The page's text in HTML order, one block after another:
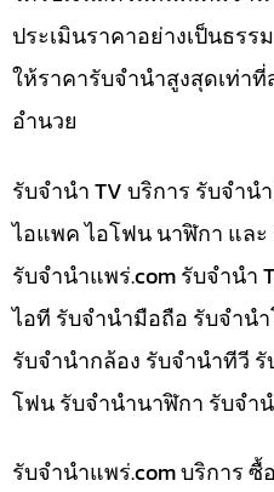
ประเมินราคาอย่างเป็นธรรม
ให้ราคารับจำนำสูงสุดเท่า
อำนวย
รับจำนำ TV บริการ รับจำ
ไอแพค ไอโฟน นาฬิกา แล
รับจํานําแพร่.com รับจำนำ
ไอที รับจำนำมือถือ รับจำน
รับจำนำกล้อง รับจำนำทีวี
โฟน รับจำนำนาฬิกา รับจำ
รับจํานําแพร่.com บริการ